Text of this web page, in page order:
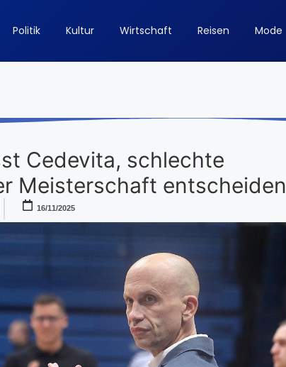
Politik Kultur Wirtschaft Reisen Mode
Cedevita, schlechte
Meisterschaft entscheiden
16/11/2025